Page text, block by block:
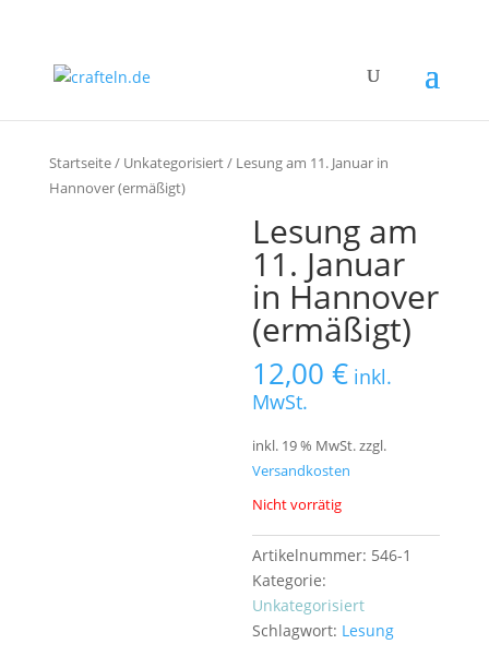
Startseite/ Unkategorisiert/ Lesung am 11. Januar in
Hannover (ermäßigt)
Lesung am
11. Januar
in Hannover
(ermäßigt)
12,00€ inkl.
MwSt.
inkl. 19 % MwSt.zzgl.
Versandkosten
Nicht vorrätig
Artikelnummer: 546-1
Kategorie:
Unkategorisiert
Schlagwort: Lesung